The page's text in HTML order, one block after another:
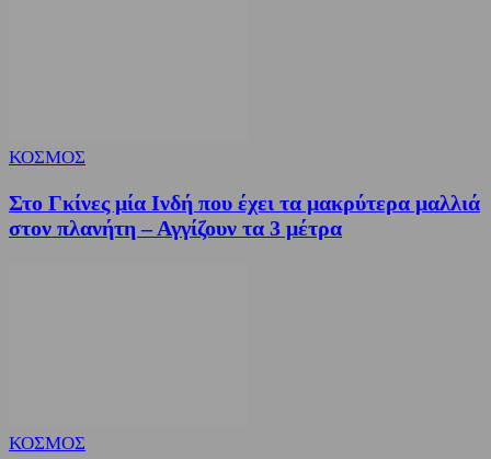
ΚΟΣΜΟΣ
Στο Γκίνες μία Ινδή που έχει τα μακρύτερα μαλλιά
στον πλανήτη – Αγγίζουν τα 3 μέτρα
ΚΟΣΜΟΣ